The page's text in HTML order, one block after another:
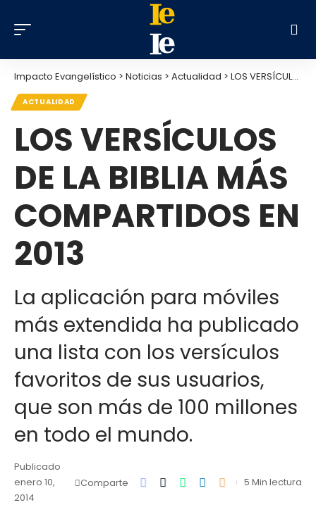
Impacto Evangelístico > Noticias > Actualidad > LOS VERSÍCULOS DE LA BIBLIA MÁS COMPARTIDOS EN 2013
ACTUALIDAD
LOS VERSÍCULOS
DE LA BIBLIA MÁS
COMPARTIDOS EN
2013
La aplicación para móviles
más extendida ha publicado
una lista con los versículos
favoritos de sus usuarios,
que son más de 100 millones
en todo el mundo.
Publicado
enero 10,
2014
Comparte 5 Min lectura